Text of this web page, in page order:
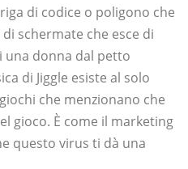
di codice o poligono che
schermate che esce di
una donna dal petto
di Jiggle esiste al solo
che menzionano che
gioco. È come il marketing
questo virus ti dà una